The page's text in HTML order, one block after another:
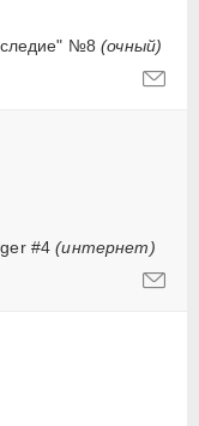
№8(очный)
#4(интернет)